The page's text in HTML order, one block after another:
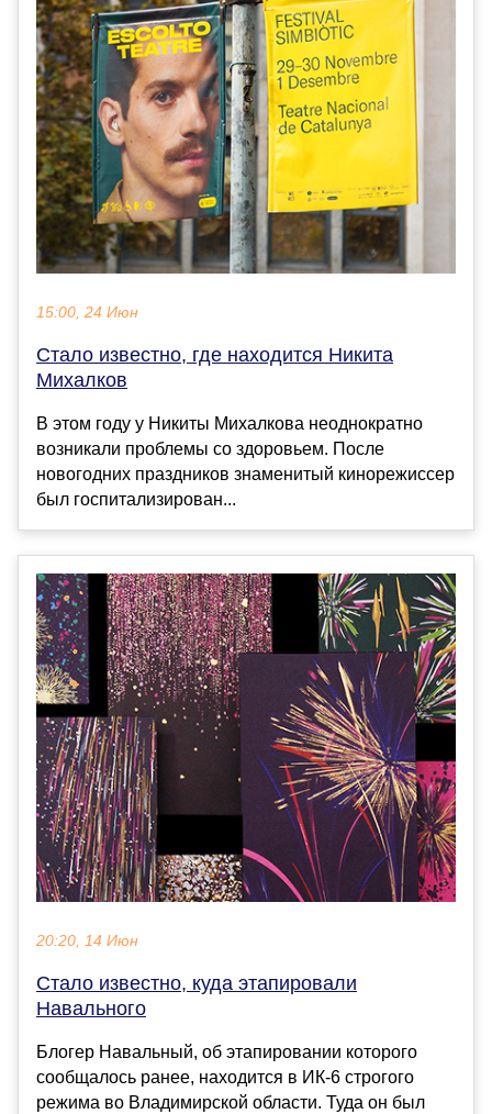
15:00, 24 Июн
Стало известно, где находится Никита
Михалков
В этом году у Никиты Михалкова неоднократно
возникали проблемы со здоровьем. После
новогодних праздников знаменитый кинорежиссер
был госпитализирован...
20:20, 14 Июн
Стало известно, куда этапировали
Навального
Блогер Навальный, об этапировании которого
сообщалось ранее, находится в ИК-6 строгого
режима во Владимирской области. Туда он был